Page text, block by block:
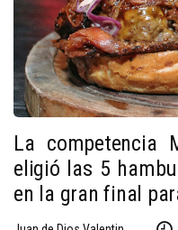
La competencia
eligió las 5
en la gran final